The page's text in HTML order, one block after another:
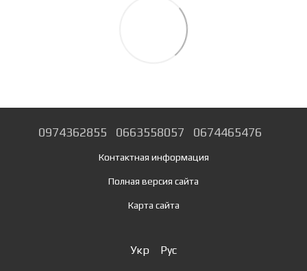
0974362855 0663558057 0674465476
Контактная информация
Полная версия сайта
Карта сайта
Укр Рус